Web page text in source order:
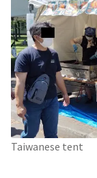
Taiwanese tent